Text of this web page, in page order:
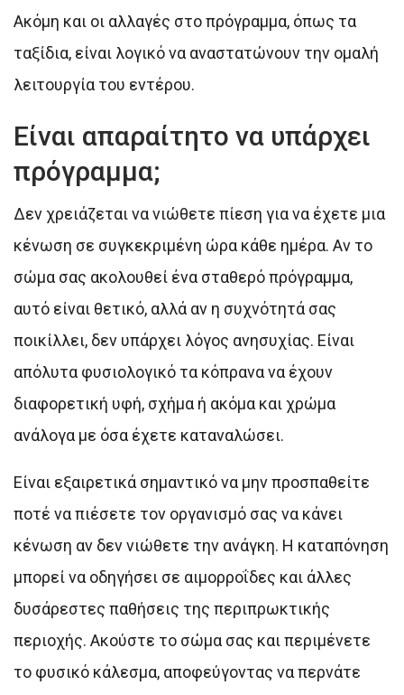
Ακόμη και οι αλλαγές στο πρόγραμμα, όπως τα
ταξίδια, είναι λογικό να αναστατώνουν την ομαλή
λειτουργία του εντέρου.
Είναι απαραίτητο να υπάρχει
πρόγραμμα;
Δεν χρειάζεται να νιώθετε πίεση για να έχετε μια
κένωση σε συγκεκριμένη ώρα κάθε ημέρα. Αν το
σώμα σας ακολουθεί ένα σταθερό πρόγραμμα,
αυτό είναι θετικό, αλλά αν η συχνότητά σας
ποικίλλει, δεν υπάρχει λόγος ανησυχίας. Είναι
απόλυτα φυσιολογικό τα κόπρανα να έχουν
διαφορετική υφή, σχήμα ή ακόμα και χρώμα
ανάλογα με όσα έχετε καταναλώσει.
Είναι εξαιρετικά σημαντικό να μην προσπαθείτε
ποτέ να πιέσετε τον οργανισμό σας να κάνει
κένωση αν δεν νιώθετε την ανάγκη. Η καταπόνηση
μπορεί να οδηγήσει σε αιμορροΐδες και άλλες
δυσάρεστες παθήσεις της περιπρωκτικής
περιοχής. Ακούστε το σώμα σας και περιμένετε
το φυσικό κάλεσμα, αποφεύγοντας να περνάτε